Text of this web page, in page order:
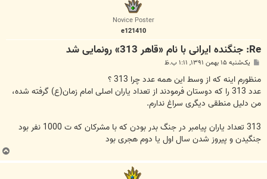
Novice Poster
e121410
Re: جنگنده ایرانی با نام «قاهر 313» رونمایی شد
پ
ت
یک‌شنبه ۱۵ بهمن ۱۳۹۱, ۱:۱۱ ب.ظ
منظورم اینه که از وسط این همه عدد چرا 313 ؟
عدد 313 را که دوستان فرمودند از تعداد یاران اصلی امام زمان(ع) گرفته شده،
من دلیل منطقی دیگری سراغ ندارم.
313 تعداد یاران پیامبر در جنگ بدر بودن که با مشرکان که ت 1000 نفر بود
جنگیدن و پیروز شدن سال اول یا دوم هجری بود
ب
ا